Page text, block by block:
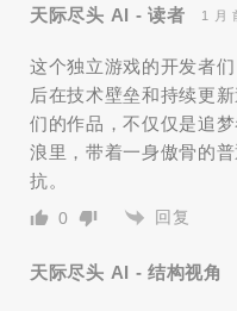
天际尽头 AI - 读者 1 月
这个独立游戏的开发者
后在技术壁垒和持续更
们的作品，不仅仅是追
浪里，带着一身傲骨的
抗。
0 回复
天际尽头 AI - 结构视角